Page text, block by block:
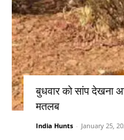
बुधवार को सांप देखना
मतलब
India Hunts - January 25,